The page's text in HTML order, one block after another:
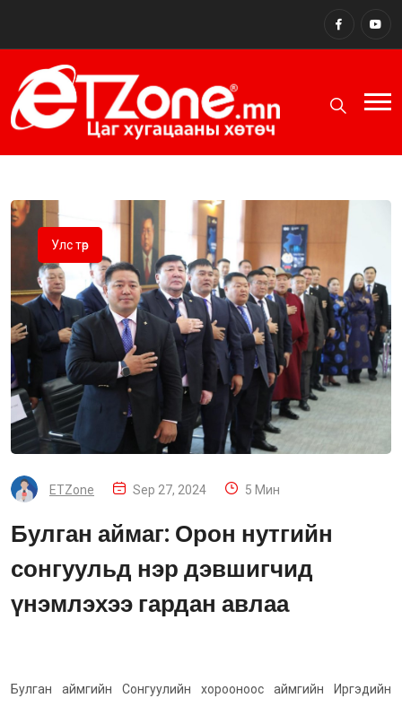
Улс төр
ETZone Sep 27, 2024 5 Мин
Булган аймаг: Орон нутгийн
сонгуульд нэр дэвшигчид
үнэмлэхээ гардан авлаа
Булган аймгийн Сонгуулийн хорооноос аймгийн Иргэдийн